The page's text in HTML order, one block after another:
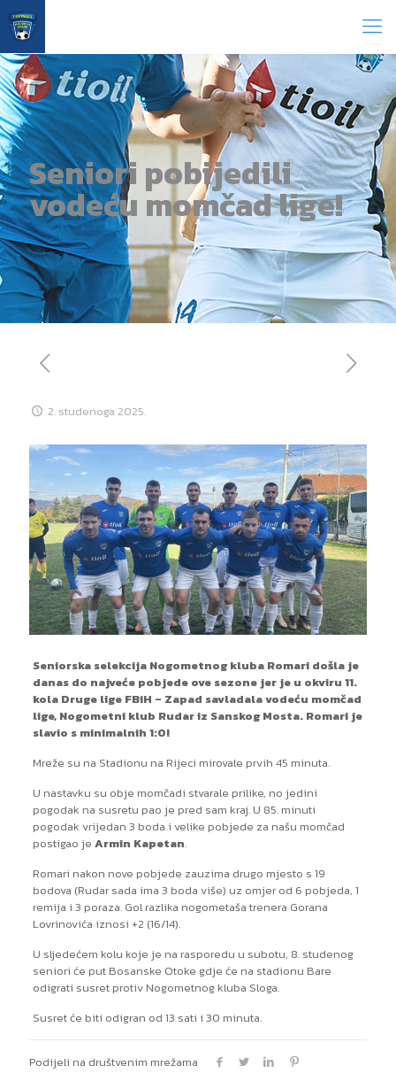
Seniori pobijedili
vodeću momčad lige!
2. studenoga 2025.
Seniorska selekcija Nogometnog kluba Romari došla je
danas do najveće pobjede ove sezone jer je u okviru 11.
kola Druge lige FBiH – Zapad savladala vodeću momčad
lige, Nogometni klub Rudar iz Sanskog Mosta. Romari je
slavio s minimalnih 1:0!
Mreže su na Stadionu na Rijeci mirovale prvih 45 minuta.
U nastavku su obje momčadi stvarale prilike, no jedini
pogodak na susretu pao je pred sam kraj. U 85. minuti
pogodak vrijedan 3 boda i velike pobjede za našu momčad
postigao je Armin Kapetan.
Romari nakon nove pobjede zauzima drugo mjesto s 19
bodova (Rudar sada ima 3 boda više) uz omjer od 6 pobjeda, 1
remija i 3 poraza. Gol razlika nogometaša trenera Gorana
Lovrinovića iznosi +2 (16/14).
U sljedećem kolu koje je na rasporedu u subotu, 8. studenog
seniori će put Bosanske Otoke gdje će na stadionu Bare
odigrati susret protiv Nogometnog kluba Sloga.
Susret će biti odigran od 13 sati i 30 minuta.
Podijeli na društvenim mrežama